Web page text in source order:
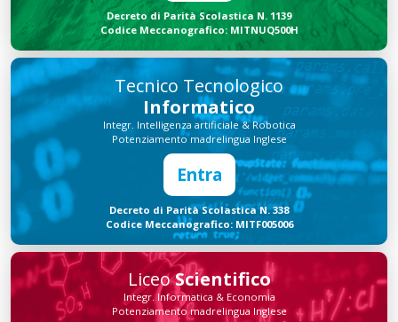
Decreto di Parità Scolastica N. 1139
Codice Meccanografico: MITNUQ500H
Tecnico Tecnologico
Informatico
Integr. Intelligenza artificiale & Robotica
Potenziamento madrelingua Inglese
Entra
Decreto di Parità Scolastica N. 338
Codice Meccanografico: MITF005006
LiceoScientifico
Integr. Informatica & Economia
Potenziamento madrelingua Inglese